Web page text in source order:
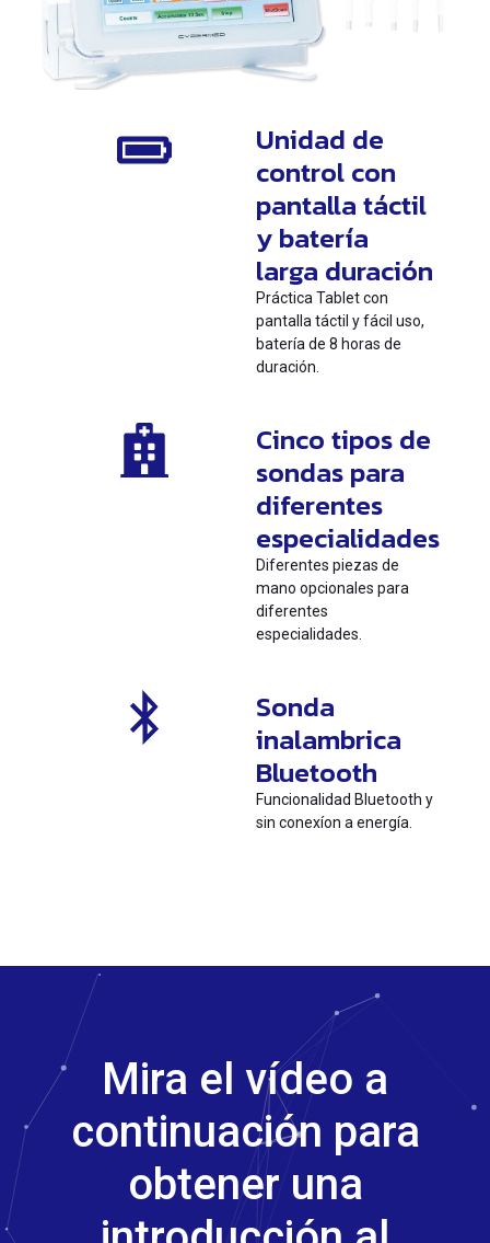
Unidad de
control con
pantalla táctil
y batería
larga duración
Práctica Tablet con
pantalla táctil y fácil uso,
batería de 8 horas de
duración.
Cinco tipos de
sondas para
diferentes
especialidades
Diferentes piezas de
mano opcionales para
diferentes
especialidades.
Sonda
inalambrica
Bluetooth
Funcionalidad Bluetooth y
sin conexíon a energía.
Mira el vídeo a
continuación para
obtener una